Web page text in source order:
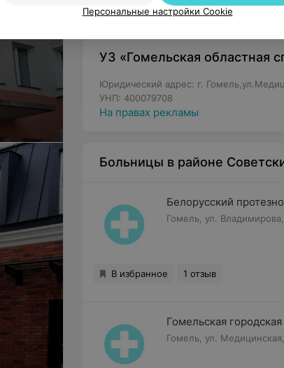
УЗ «Гомельская областная
Юридический адрес: г.
УНП: 400079708
На правах рекламы
Больницы в районе
Белорусский
Гомель, ул.
В избранное 1 отзыв
Гомельская
Гомель, ул.
Персональные настройки Cookie